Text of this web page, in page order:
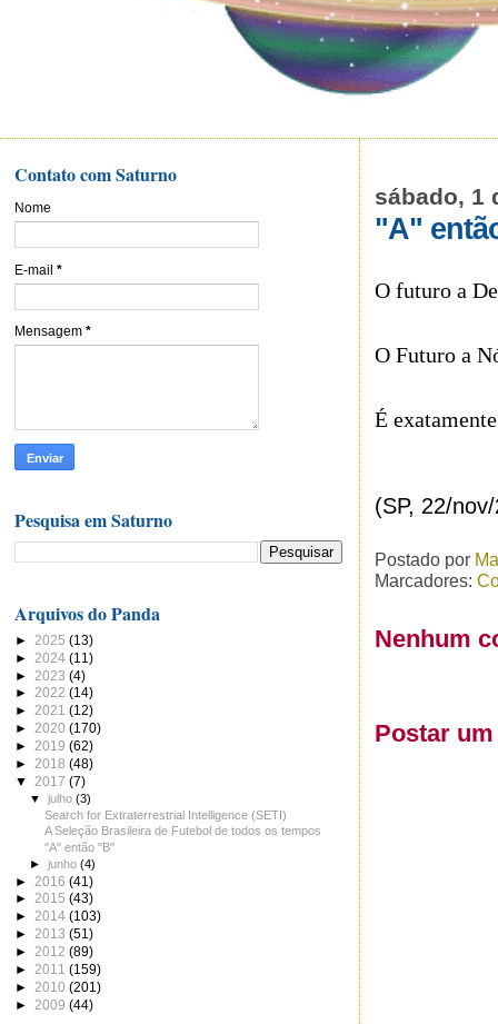
sábado, 1
"A"
O futuro a
O Futuro a
É
(SP, 22/
Postado por
Marcadores:
Nenhum
Postar
Contato com Saturno
Nome
E-mail *
Mensagem *
Pesquisa em Saturno
Arquivos do Panda
► 2025 (13)
► 2024 (11)
► 2023 (4)
► 2022 (14)
► 2021 (12)
► 2020 (170)
► 2019 (62)
► 2018 (48)
▼ 2017 (7)
▼julho(3)
Search for Extraterrestrial Intelligence (SETI)
A Seleção Brasileira de Futebol de todos os tempos
"A" então "B"
►junho(4)
► 2016 (41)
► 2015 (43)
► 2014 (103)
► 2013 (51)
► 2012 (89)
► 2011 (159)
► 2010 (201)
► 2009 (44)